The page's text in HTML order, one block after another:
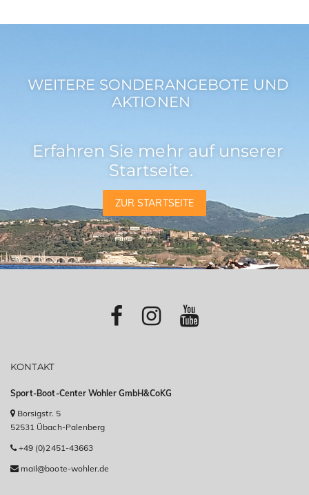
WEITERE SONDERANGEBOTE UND
AKTIONEN
Erfahren Sie mehr auf unserer
Startseite.
ZUR STARTSEITE
KONTAKT
Sport-Boot-Center Wohler GmbH&CoKG
Borsigstr. 5
52531 Übach-Palenberg
+49 (0)2451-43663
mail@boote-wohler.de